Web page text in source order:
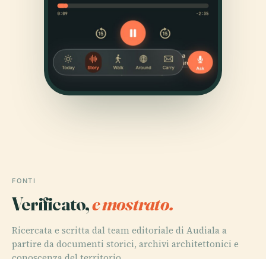
FONTI
Verificato,e mostrato.
Ricercata e scritta dal team editoriale di Audiala a
partire da documenti storici, archivi architettonici e